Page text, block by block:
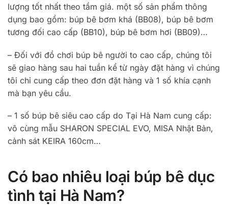
lượng tốt nhất theo tầm giá. một số sản phẩm thông
dụng bao gồm: búp bê bơm khá (BB08), búp bê bơm
tương đối cao cấp (BB10), búp bê bơm hơi (BB09)…
– Đối với đồ chơi búp bê người to cao cấp, chúng tôi
sẽ giao hàng sau hai tuần kể từ ngày đặt hàng vì chúng
tôi chỉ cung cấp theo đơn đặt hàng và 1 số khía cạnh
mà bạn yêu cầu.
– 1 số búp bê siêu cao cấp do Tại Hà Nam cung cấp:
vô cùng mẫu SHARON SPECIAL EVO, MISA Nhật Bản,
cảnh sát KEIRA 160cm…
Có bao nhiêu loại búp bê dục
tình tại Hà Nam?